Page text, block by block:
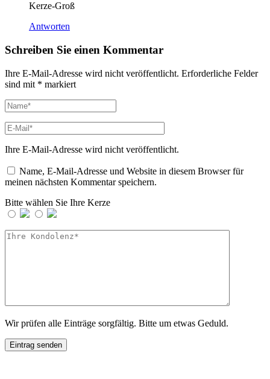
Kerze-Groß
Antworten
Schreiben Sie einen Kommentar
Ihre E-Mail-Adresse wird nicht veröffentlicht. Erforderliche Felder
sind mit * markiert
Ihre E-Mail-Adresse wird nicht veröffentlicht.
Name, E-Mail-Adresse und Website in diesem Browser für
meinen nächsten Kommentar speichern.
Bitte wählen Sie Ihre Kerze
Wir prüfen alle Einträge sorgfältig. Bitte um etwas Geduld.